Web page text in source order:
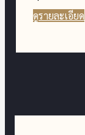
ดูรายละเอียด